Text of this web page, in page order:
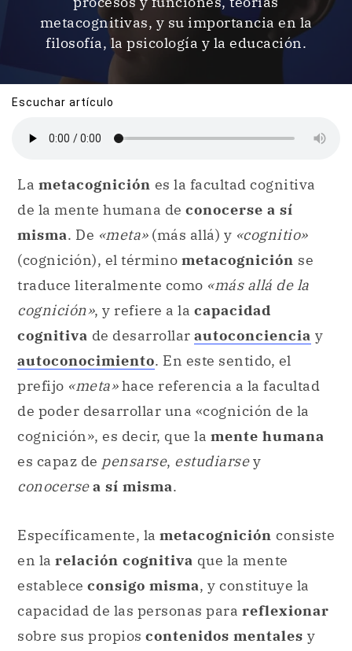
metacognitivas, y su importancia en la
filosofía, la psicología y la educación.
Escuchar artículo
La metacognición es la facultad cognitiva
de la mente humana de conocerse a sí
misma. De «meta»(más allá) y «cognitio»
(cognición), el término metacognición se
traduce literalmente como «más allá de la
cognición», y refiere a la capacidad
cognitiva de desarrollar autoconciencia y
autoconocimiento. En este sentido, el
prefijo «meta»hace referencia a la facultad
de poder desarrollar una «cognición de la
cognición», es decir, que la mente humana
es capaz de pensarse, estudiarsey
conocersea sí misma.
Específicamente, la metacognición consiste
en la relación cognitiva que la mente
establece consigo misma, y constituye la
capacidad de las personas para reflexionar
sobre sus propios contenidos mentales y